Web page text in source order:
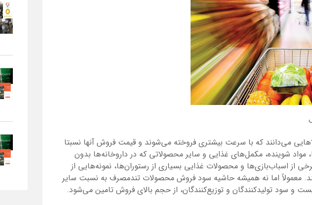
می‌دانند که با سرعت بیشتری فروخته می‌شوند و قیمت فروش آنها نسبتا
شوینده، مکمل‌های غذایی و سایر محصولاتی که در داروخانه‌ها بدون
از اسباب‌بازی‌ها و محصولات غذایی بسیاری از رستوران‌ها، نمونه‌هایی از
معمولاً اما نه همیشه حاشیه سود فروش محصولات تندمصرف به نسبت سایر
و سود تولیدکنندگان و توزیع‌کنندگان، از حجم بالای فروش تامین می‌شود.